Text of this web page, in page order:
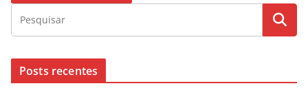
Posts recentes